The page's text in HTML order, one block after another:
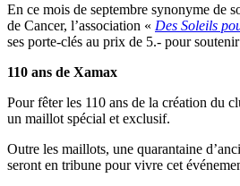
En ce mois de septembre synonyme de
de Cancer, l’association « Des Soleils
ses porte-clés au prix de 5.- pour
110 ans de Xamax
Pour fêter les 110 ans de la création du
un maillot spécial et exclusif.
Outre les maillots, une quarantaine
seront en tribune pour vivre cet